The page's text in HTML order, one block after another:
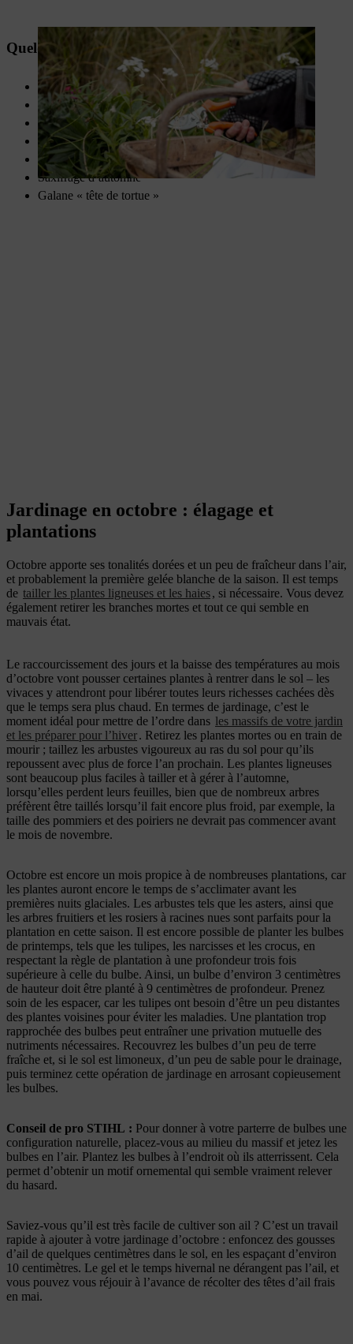
Quelques plantes à floraison automnale :
Marguerite de la Saint Michel
Agastache
Dahlia
Seringa
Anémone d’automne
Saxifrage d’automne
Galane « tête de tortue »
Jardinage en octobre : élagage et
plantations
Octobre apporte ses tonalités dorées et un peu de fraîcheur dans l’air,
et probablement la première gelée blanche de la saison. Il est temps
de tailler les plantes ligneuses et les haies, si nécessaire. Vous devez
également retirer les branches mortes et tout ce qui semble en
mauvais état.
Le raccourcissement des jours et la baisse des températures au mois
d’octobre vont pousser certaines plantes à rentrer dans le sol – les
vivaces y attendront pour libérer toutes leurs richesses cachées dès
que le temps sera plus chaud. En termes de jardinage, c’est le
moment idéal pour mettre de l’ordre dans les massifs de votre jardin
et les préparer pour l’hiver. Retirez les plantes mortes ou en train de
mourir ; taillez les arbustes vigoureux au ras du sol pour qu’ils
repoussent avec plus de force l’an prochain. Les plantes ligneuses
sont beaucoup plus faciles à tailler et à gérer à l’automne,
lorsqu’elles perdent leurs feuilles, bien que de nombreux arbres
préfèrent être taillés lorsqu’il fait encore plus froid, par exemple, la
taille des pommiers et des poiriers ne devrait pas commencer avant
le mois de novembre.
Octobre est encore un mois propice à de nombreuses plantations, car
les plantes auront encore le temps de s’acclimater avant les
premières nuits glaciales. Les arbustes tels que les asters, ainsi que
les arbres fruitiers et les rosiers à racines nues sont parfaits pour la
plantation en cette saison. Il est encore possible de planter les bulbes
de printemps, tels que les tulipes, les narcisses et les crocus, en
respectant la règle de plantation à une profondeur trois fois
supérieure à celle du bulbe. Ainsi, un bulbe d’environ 3 centimètres
de hauteur doit être planté à 9 centimètres de profondeur. Prenez
soin de les espacer, car les tulipes ont besoin d’être un peu distantes
des plantes voisines pour éviter les maladies. Une plantation trop
rapprochée des bulbes peut entraîner une privation mutuelle des
nutriments nécessaires. Recouvrez les bulbes d’un peu de terre
fraîche et, si le sol est limoneux, d’un peu de sable pour le drainage,
puis terminez cette opération de jardinage en arrosant copieusement
les bulbes.
Conseil de pro STIHL : Pour donner à votre parterre de bulbes une
configuration naturelle, placez-vous au milieu du massif et jetez les
bulbes en l’air. Plantez les bulbes à l’endroit où ils atterrissent. Cela
permet d’obtenir un motif ornemental qui semble vraiment relever
du hasard.
Saviez-vous qu’il est très facile de cultiver son ail ? C’est un travail
rapide à ajouter à votre jardinage d’octobre : enfoncez des gousses
d’ail de quelques centimètres dans le sol, en les espaçant d’environ
10 centimètres. Le gel et le temps hivernal ne dérangent pas l’ail, et
vous pouvez vous réjouir à l’avance de récolter des têtes d’ail frais
en mai.